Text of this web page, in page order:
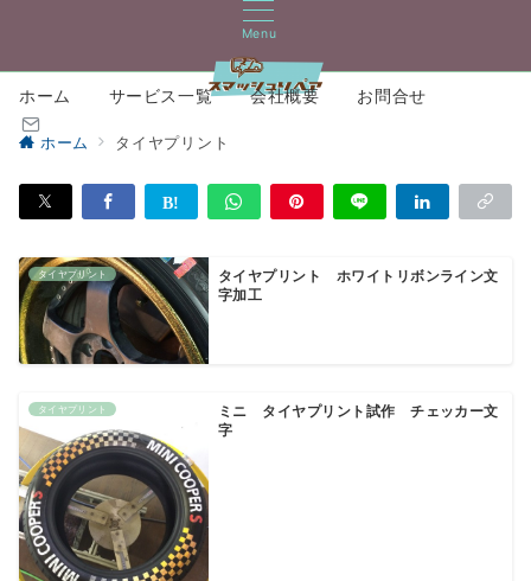
Menu
ホーム サービス一覧 会社概要 お問合せ
ホーム タイヤプリント
タイヤプリント
タイヤプリント ホワイトリボンライン文
字加工
タイヤプリント
ミニ タイヤプリント試作 チェッカー文
字